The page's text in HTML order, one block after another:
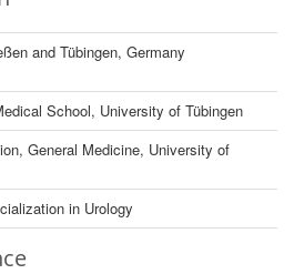
and Tübingen, Germany
School, University of Tübingen
General Medicine, University of
in Urology